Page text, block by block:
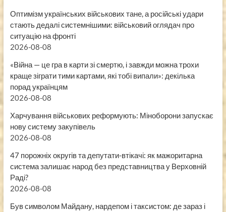
Оптимізм українських військових тане, а російські удари
стають дедалі системнішими: військовий оглядач про
ситуацію на фронті
2026-08-08
«Війна — це гра в карти зі смертю, і завжди можна трохи
краще зіграти тими картами, які тобі випали»: декілька
порад українцям
2026-08-08
Харчування військових реформують: Міноборони запускає
нову систему закупівель
2026-08-08
47 порожніх округів та депутати-втікачі: як мажоритарна
система залишає народ без представництва у Верховній
Раді?
2026-08-08
Був символом Майдану, нардепом і таксистом: де зараз і